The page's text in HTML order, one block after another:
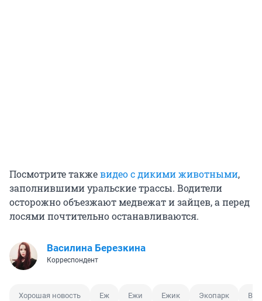
Посмотрите такжевидео с дикими животными,
заполнившими уральские трассы. Водители
осторожно объезжают медвежат и зайцев, а перед
лосями почтительно останавливаются.
Василина Березкина
Корреспондент
Хорошая новость Еж Ежи Ежик Экопарк